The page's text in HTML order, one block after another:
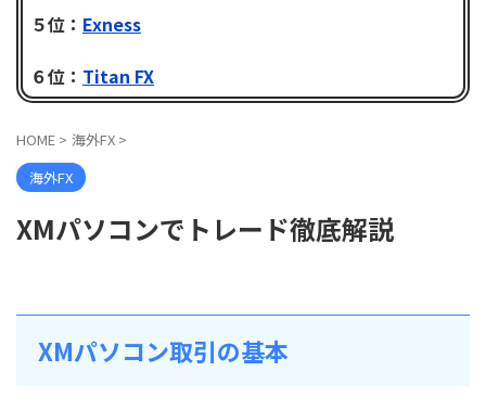
５位： Exness
６位： Titan FX
HOME > 海外FX >
海外FX
XMパソコンでトレード徹底解説
XMパソコン取引の基本